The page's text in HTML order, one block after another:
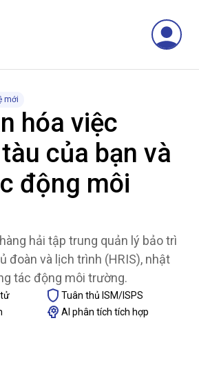
mới
hóa việc
của bạn và
động môi
hải tập trung quản lý bảo trì
đoàn và lịch trình (HRIS), nhật
tác động môi trường.
Tuân thủ ISM/ISPS
AI phân tích tích hợp